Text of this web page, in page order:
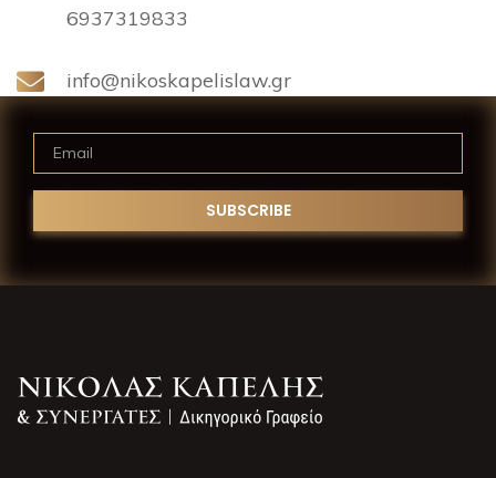
6937319833
info@nikoskapelislaw.gr